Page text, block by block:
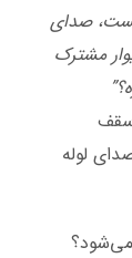
صدای
مشترک
سقف
لوله